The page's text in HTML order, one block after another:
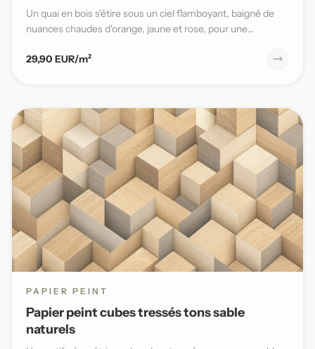
Un quai en bois s'étire sous un ciel flamboyant, baigné de
nuances chaudes d'orange, jaune et rose, pour une
29,90 EUR/m²
PAPIER PEINT
Papier peint cubes tressés tons sable
naturels